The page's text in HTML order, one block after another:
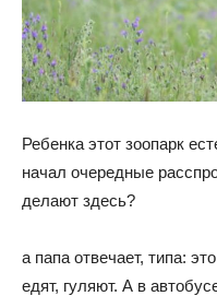
Ребенка этот зоопарк
начал очередные
делают здесь?
а папа отвечает, типа:
едят, гуляют. А в